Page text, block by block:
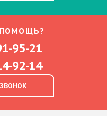
95-21
92-14